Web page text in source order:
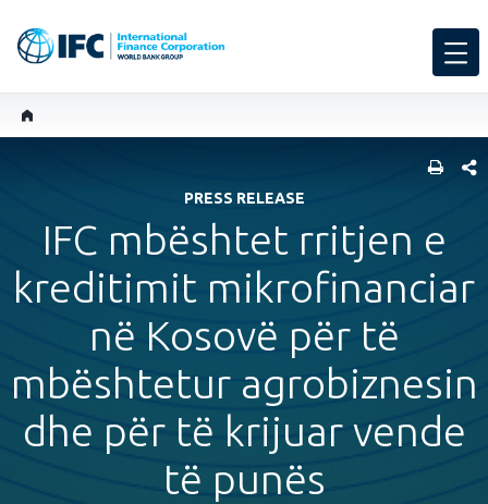
PRESS RELEASE
IFC mbështet rritjen e
kreditimit mikrofinanciar
në Kosovë për të
mbështetur agrobiznesin
dhe për të krijuar vende
të punës